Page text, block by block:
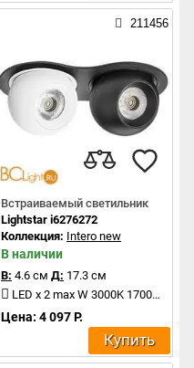
211456
Встраиваемый светильник
Lightstar i6276272
Коллекция: Intero new
В наличии
В: 4.6 см Д: 17.3 см
LED x 2 max W 3000K 1700Lm
Цена: 4 097 Р.
Купить